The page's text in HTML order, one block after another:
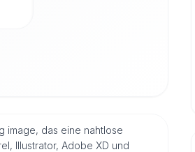
image, das eine nahtlose
Illustrator, Adobe XD und